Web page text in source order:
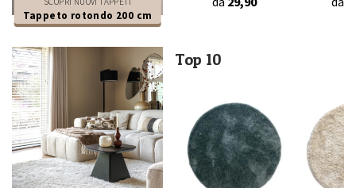
Tappeto rotondo 200 cm
Top 10